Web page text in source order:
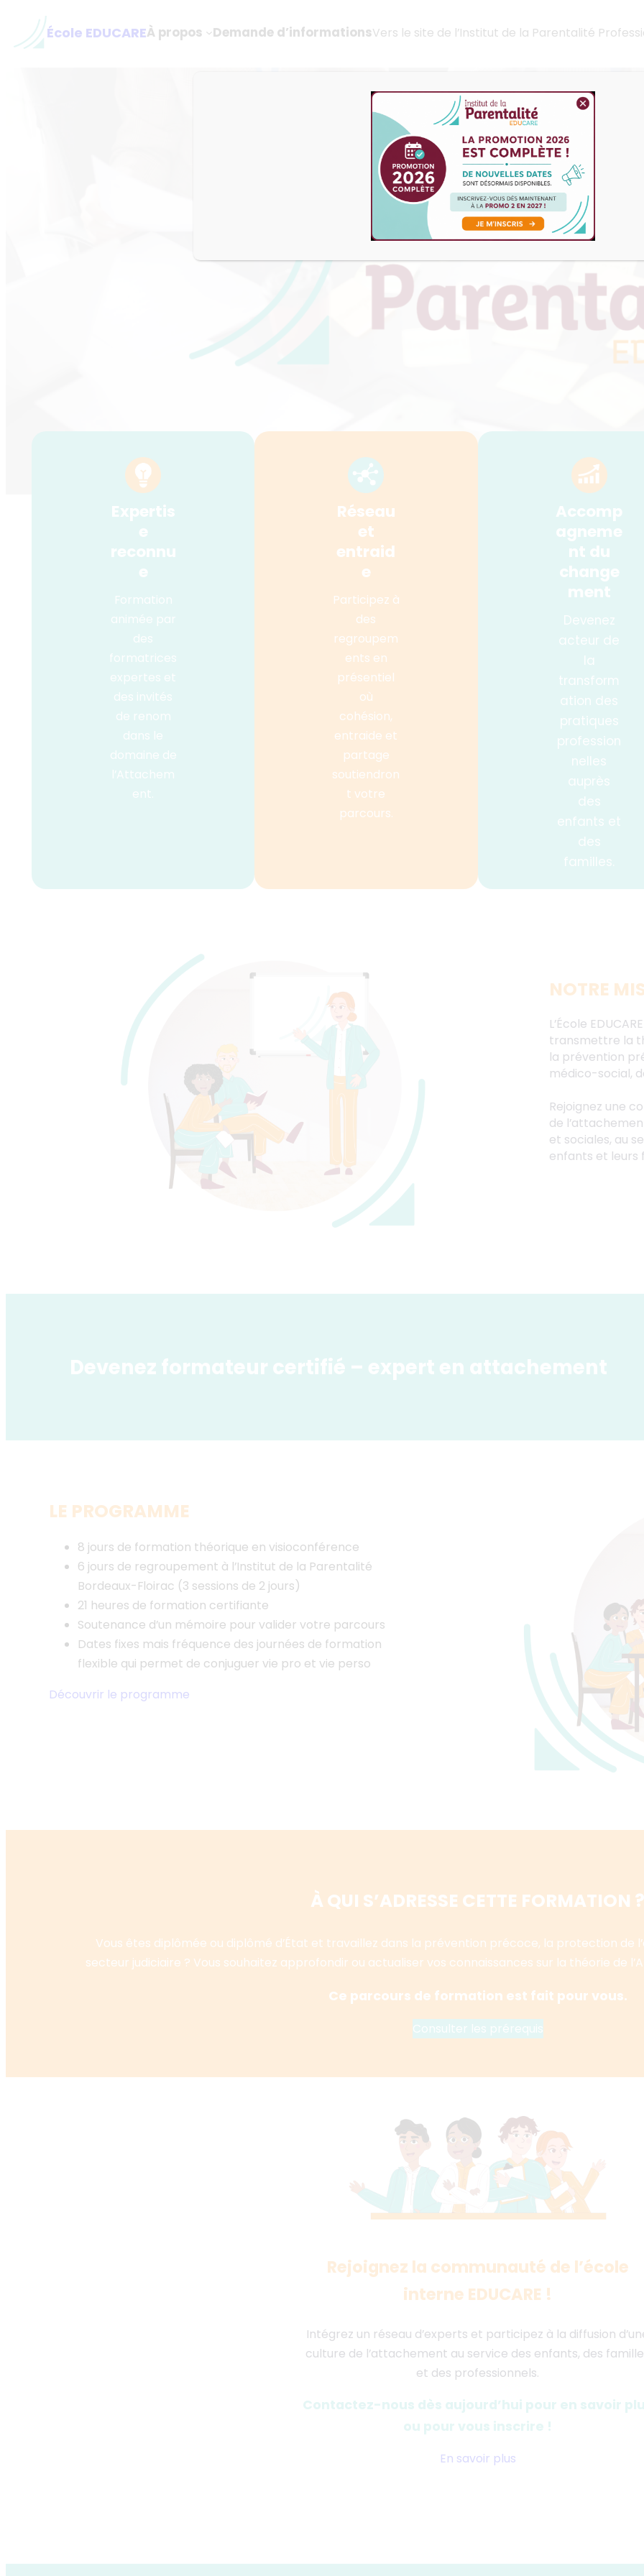
contenu École EDUCAREÀ propos Demande d’informationsVers le site de l’Institut de la Parentalité
Expertis
e
reconnu
e
Formation
animée par
des
formatrices
expertes et
des invités
de renom
dans le
domaine de
l’Attachem
ent.
Réseau
et
entraid
e
Participez à
des
regroupem
ents en
présentiel
où
cohésion,
entraide et
partage
soutiendron
t votre
parcours.
Accomp
agneme
nt du
change
ment
Devenez
acteur de
la
transform
ation des
pratiques
profession
nelles
auprès
des
enfants et
des
familles.
NOTRE
L’École
transmettre la
la prévention
médico-social,
Rejoignez une
de
et sociales, au
enfants et leurs
Devenez formateur certifié – expert en attachement
LE PROGRAMME
8 jours de formation théorique en visioconférence
6 jours de regroupement à l’Institut de la Parentalité
Bordeaux-Floirac (3 sessions de 2 jours)
21 heures de formation certifiante
Soutenance d’un mémoire pour valider votre parcours
Dates fixes mais fréquence des journées de formation
flexible qui permet de conjuguer vie pro et vie perso
Découvrir le programme
À QUI S’ADRESSE CETTE FORMATION ?
Vous êtes diplômée ou diplômé d’État et travaillez dans la prévention précoce, la protection de
secteur judiciaire ? Vous souhaitez approfondir ou actualiser vos connaissances sur la théorie de
Ce parcours de formation est fait pour vous.
Consulter les prérequis
Rejoignez la communauté de l’école
interne EDUCARE !
Intégrez un réseau d’experts et participez à la diffusion
culture de l’attachement au service des enfants, des
et des professionnels.
Contactez-nous dès aujourd’hui pour en savoir
ou pour vous inscrire !
En savoir plus